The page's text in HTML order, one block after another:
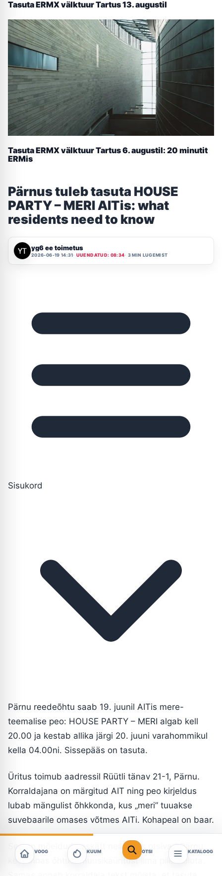
Tasuta ERMX välktuur Tartus 13. augustil
Tasuta ERMX välktuur Tartus 6. augustil: 20 minutit
ERMis
Pärnus tuleb tasuta HOUSE
PARTY – MERI AITis: what
residents need to know
yg6 ee toimetus
2026-06-19 14:31 UUENDATUD: 08:34 3 MIN LUGEMIST
Sisukord
Pärnu reedeõhtu saab 19. juunil AITis mere-
teemalise peo: HOUSE PARTY – MERI algab kell
20.00 ja kestab allika järgi 20. juuni varahommikul
kella 04.00ni. Sissepääs on tasuta.
Üritus toimub aadressil Rüütli tänav 21-1, Pärnu.
Korraldajana on märgitud AIT ning peo kirjeldus
lubab mängulist õhkkonda, kus „meri” tuuakse
suvebaarile omases võtmes AITi. Kohapeal on baar.
See on mõeldud eeskätt neile, kes otsivad Pärnu
kesklinnas õhtust muusikaüritust ilma piletikuluta.
VOOG KUUM OTSI KATALOOG